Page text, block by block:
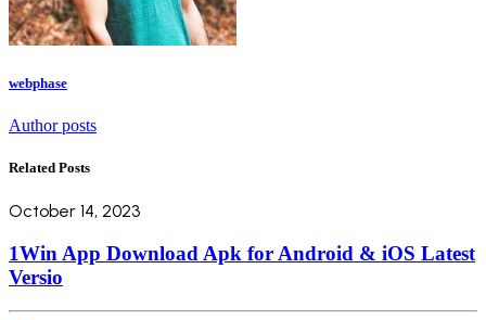
webphase
Author posts
Related Posts
October 14, 2023
1Win App Download Apk for Android & iOS Latest
Versio